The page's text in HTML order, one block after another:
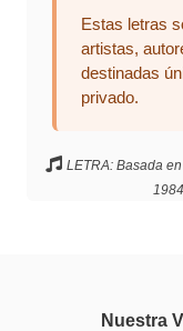
Estas letras
artistas,
destinadas
privado.
LETRA: Basada
Nuestra